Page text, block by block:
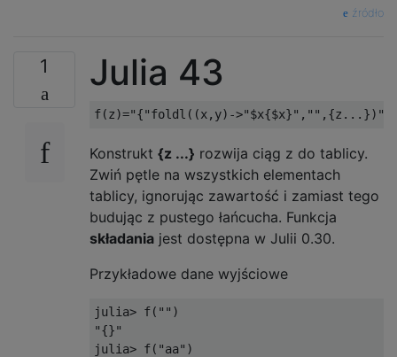
źródło
1 Julia 43
Konstrukt {z ...} rozwija ciąg z do tablicy.
Zwiń pętle na wszystkich elementach
tablicy, ignorując zawartość i zamiast tego
budując z pustego łańcucha. Funkcja
składania jest dostępna w Julii 0.30.
Przykładowe dane wyjściowe
julia> f("")
"{}"
julia> f("aa")